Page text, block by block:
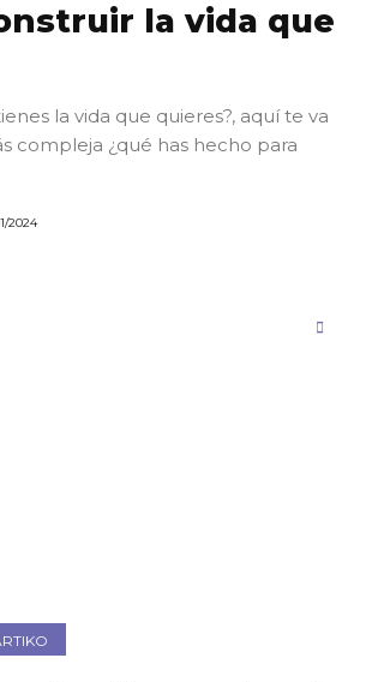
la vida que
la vida que quieres?, aquí te va
compleja ¿qué has hecho para
2024